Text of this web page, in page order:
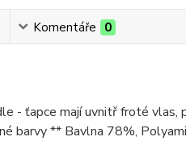
Komentáře 0
- ťapce mají uvnitř froté
barvy ** Bavlna 78%,